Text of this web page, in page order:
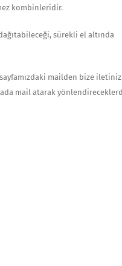
kombinleridir.
sürekli el altında
mailden bize
mail atarak